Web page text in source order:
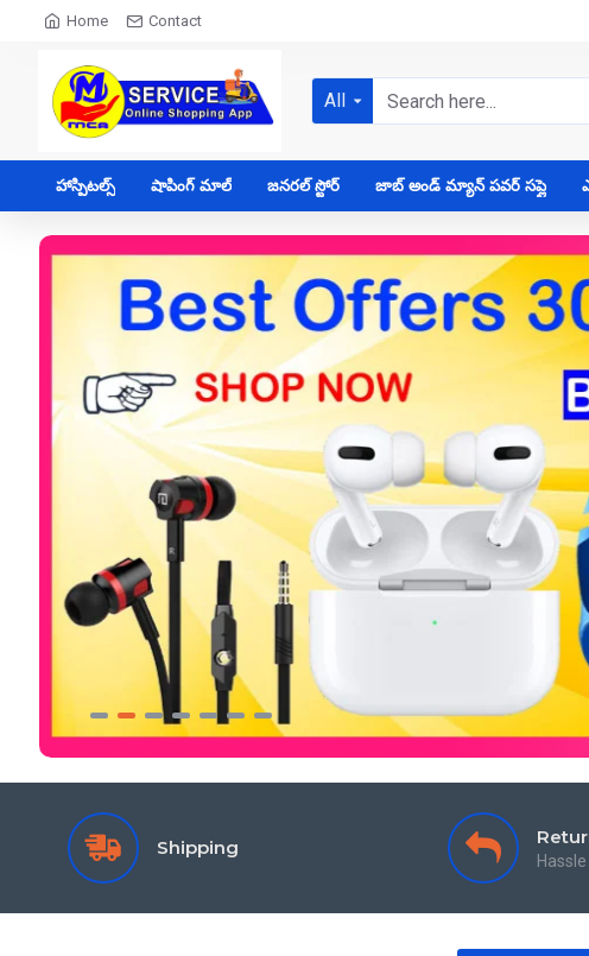
Home Contact
All
హాస్పిటల్స్ షాపింగ్ మాల్ జనరల్ స్టోర్ జాబ్ అండ్ మ్యాన్ పవర్ సప్లై
Shipping